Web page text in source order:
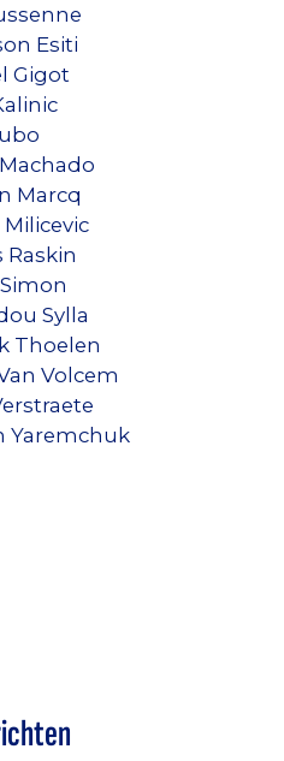
Esiti
Gigot
Marcq
Raskin
Sylla
Thoelen
Volcem
Yaremchuk